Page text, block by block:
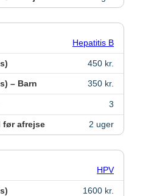
Hepatitis B
450 kr.
– Barn 350 kr.
3
før afrejse 2 uger
HPV
1600 kr.